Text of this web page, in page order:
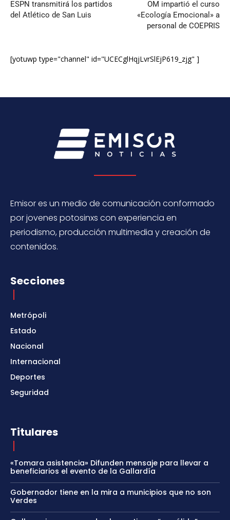
ESPN transmitirá los partidos
del Atlético de San Luis
OM impartió el curso
«Ecología Emocional» a
personal de COEPRIS
[yotuwp type="channel" id="UCECglHqjLvrSlEjP619_zjg" ]
Emisor es un medio de comunicación conformado
por jovenes potosinxs con experiencia en
periodismo, producción multimedia y creación de
contenidos.
Secciones
Metrópoli
Estado
Nacional
Internacional
Deportes
Seguridad
Titulares
«Tomara asistencia» Difunden mensaje para llevar a
beneficiarios el evento de la Gallardía
Gobernador tiene en la mira a municipios que no son
Verdes